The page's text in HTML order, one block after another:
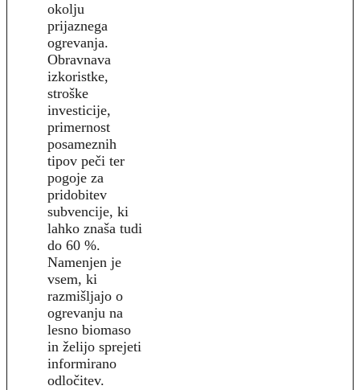
okolju
prijaznega
ogrevanja.
Obravnava
izkoristke,
stroške
investicije,
primernost
posameznih
tipov peči ter
pogoje za
pridobitev
subvencije, ki
lahko znaša tudi
do 60 %.
Namenjen je
vsem, ki
razmišljajo o
ogrevanju na
lesno biomaso
in želijo sprejeti
informirano
odločitev.